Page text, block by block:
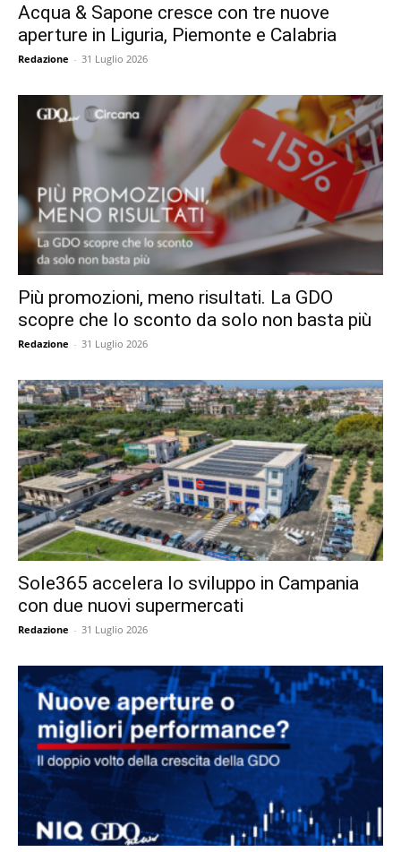
Acqua & Sapone cresce con tre nuove
aperture in Liguria, Piemonte e Calabria
Redazione - 31 Luglio 2026
Più promozioni, meno risultati. La GDO
scopre che lo sconto da solo non basta più
Redazione - 31 Luglio 2026
Sole365 accelera lo sviluppo in Campania
con due nuovi supermercati
Redazione - 31 Luglio 2026